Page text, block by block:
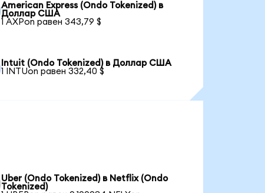
American Express (Ondo Tokenized) в
Доллар США
1 AXPon равен 343,79 $
Intuit (Ondo Tokenized) в Доллар США
1 INTUon равен 332,40 $
Uber (Ondo Tokenized) в Netflix (Ondo
Tokenized)